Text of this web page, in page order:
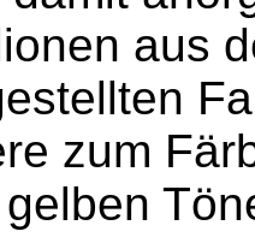
aus
zum